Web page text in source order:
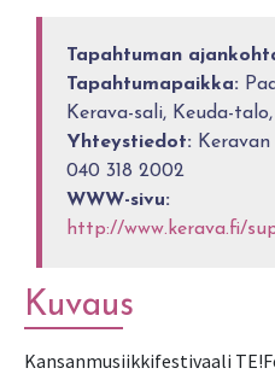
Tapahtuman
Tapahtumapaikka:
Kerava-sali, Keuda-
Yhteystiedot:
040 318 2002
WWW-sivu:
http://www.kerava.fi/
Kuvaus
Kansanmusiikkifestivaali